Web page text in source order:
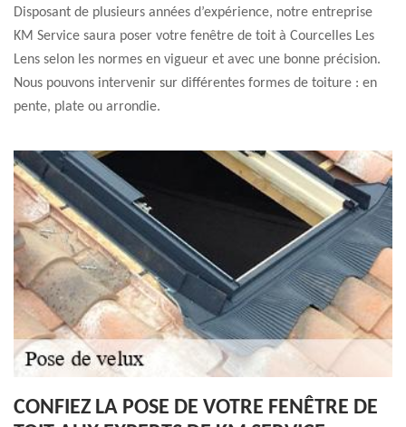
Disposant de plusieurs années d’expérience, notre entreprise
KM Service saura poser votre fenêtre de toit à Courcelles Les
Lens selon les normes en vigueur et avec une bonne précision.
Nous pouvons intervenir sur différentes formes de toiture : en
pente, plate ou arrondie.
CONFIEZ LA POSE DE VOTRE FENÊTRE DE